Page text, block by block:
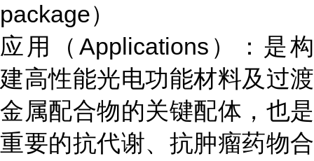
package）
应用（Applications）：是构
建高性能光电功能材料及过渡
金属配合物的关键配体，也是
重要的抗代谢、抗肿瘤药物合